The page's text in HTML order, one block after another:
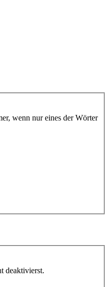
wenn nur eines der Wörter
deaktivierst.